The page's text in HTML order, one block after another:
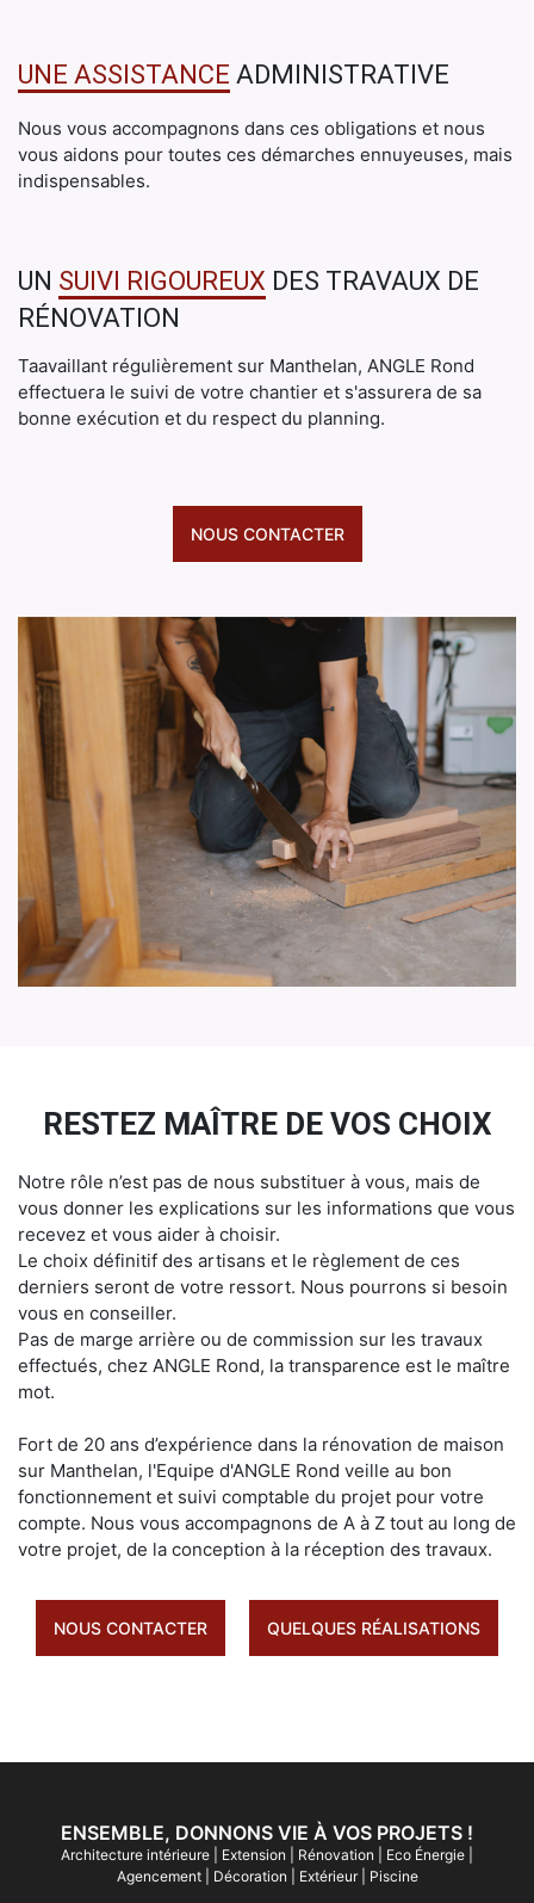
UNE ASSISTANCE ADMINISTRATIVE
Nous vous accompagnons dans ces obligations et nous
vous aidons pour toutes ces démarches ennuyeuses, mais
indispensables.
UN SUIVI RIGOUREUX DES TRAVAUX DE
RÉNOVATION
Taavaillant régulièrement sur Manthelan, ANGLE Rond
effectuera le suivi de votre chantier et s'assurera de sa
bonne exécution et du respect du planning.
NOUS CONTACTER
RESTEZ MAÎTRE DE VOS CHOIX
Notre rôle n’est pas de nous substituer à vous, mais de
vous donner les explications sur les informations que vous
recevez et vous aider à choisir.
Le choix définitif des artisans et le règlement de ces
derniers seront de votre ressort. Nous pourrons si besoin
vous en conseiller.
Pas de marge arrière ou de commission sur les travaux
effectués, chez ANGLE Rond, la transparence est le maître
mot.
Fort de 20 ans d’expérience dans la rénovation de maison
sur Manthelan, l'Equipe d'ANGLE Rond veille au bon
fonctionnement et suivi comptable du projet pour votre
compte. Nous vous accompagnons de A à Z tout au long de
votre projet, de la conception à la réception des travaux.
NOUS CONTACTER QUELQUES RÉALISATIONS
ENSEMBLE, DONNONS VIE À VOS PROJETS !
Architecture intérieure Extension Rénovation Eco Énergie
Agencement| Décoration Extérieur| Piscine